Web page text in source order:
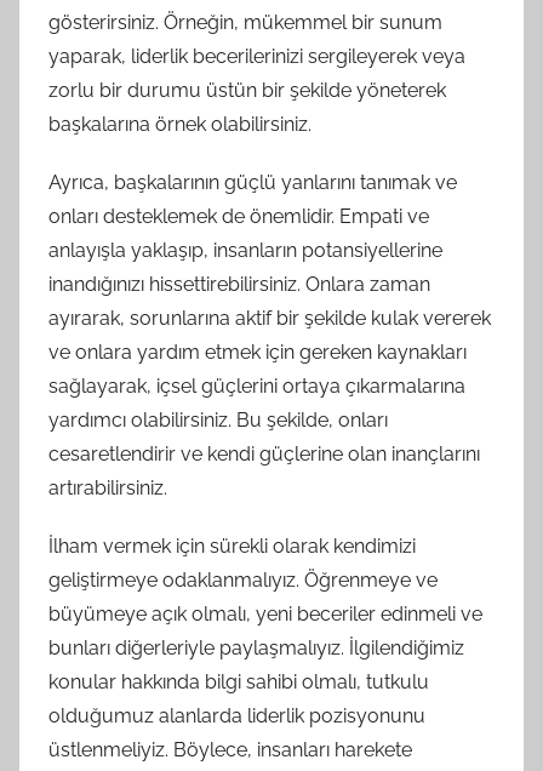
gösterirsiniz. Örneğin, mükemmel bir sunum
yaparak, liderlik becerilerinizi sergileyerek veya
zorlu bir durumu üstün bir şekilde yöneterek
başkalarına örnek olabilirsiniz.
Ayrıca, başkalarının güçlü yanlarını tanımak ve
onları desteklemek de önemlidir. Empati ve
anlayışla yaklaşıp, insanların potansiyellerine
inandığınızı hissettirebilirsiniz. Onlara zaman
ayırarak, sorunlarına aktif bir şekilde kulak vererek
ve onlara yardım etmek için gereken kaynakları
sağlayarak, içsel güçlerini ortaya çıkarmalarına
yardımcı olabilirsiniz. Bu şekilde, onları
cesaretlendirir ve kendi güçlerine olan inançlarını
artırabilirsiniz.
İlham vermek için sürekli olarak kendimizi
geliştirmeye odaklanmalıyız. Öğrenmeye ve
büyümeye açık olmalı, yeni beceriler edinmeli ve
bunları diğerleriyle paylaşmalıyız. İlgilendiğimiz
konular hakkında bilgi sahibi olmalı, tutkulu
olduğumuz alanlarda liderlik pozisyonunu
üstlenmeliyiz. Böylece, insanları harekete